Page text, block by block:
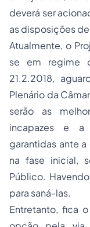
deverá ser
as disposições
Atualmente, o
se em regime
21.2.2018,
Plenário da
serão as
incapazes e a
garantidas ante
na fase inicial,
Público.
para saná-las.
Entretanto, fica